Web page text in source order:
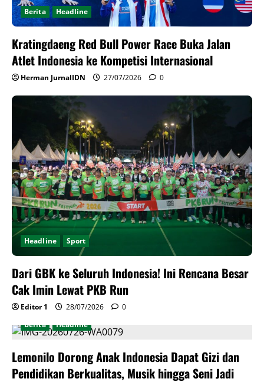
Berita Headline
Kratingdaeng Red Bull Power Race Buka Jalan
Atlet Indonesia ke Kompetisi Internasional
Herman JurnalIDN 27/07/2026 0
Headline Sport
Dari GBK ke Seluruh Indonesia! Ini Rencana Besar
Cak Imin Lewat PKB Run
Editor 1 28/07/2026
0
Berita
Headline
Lemonilo Dorong Anak Indonesia Dapat Gizi dan
Pendidikan Berkualitas, Musik hingga Seni Jadi